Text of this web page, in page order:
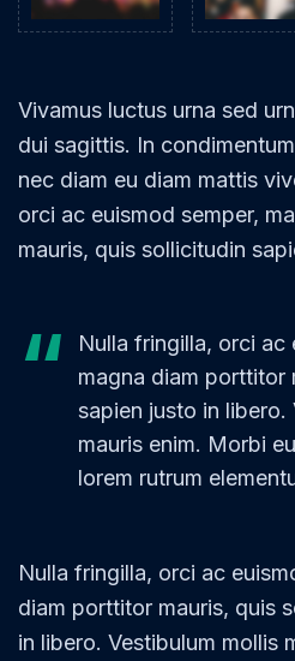
Vivamus luctus urna sed
dui sagittis. In
nec diam eu diam mattis
orci ac euismod semper,
mauris, quis sollicitudin
Nulla fringilla, orci ac
magna diam porttitor
sapien justo in libero.
mauris enim. Morbi
lorem rutrum
Nulla fringilla, orci ac
diam porttitor mauris, quis
in libero. Vestibulum mollis